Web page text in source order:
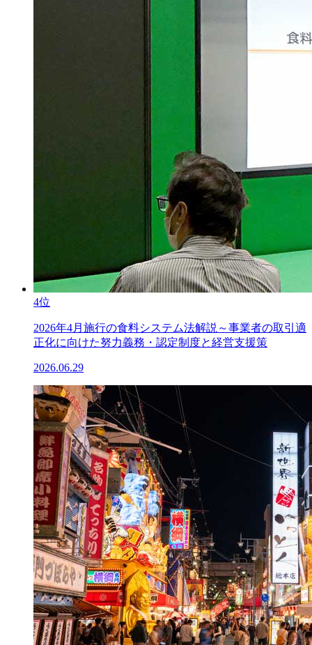
4位
2026年4月施行の食料システム法解説～事業者の取引適
正化に向けた努力義務・認定制度と経営支援策
2026.06.29